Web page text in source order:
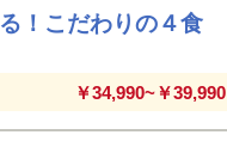
！こだわりの４食
￥34,990~￥39,990